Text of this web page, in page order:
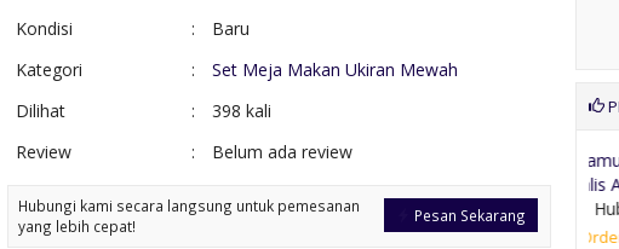
Kondisi
:
Baru
Kategori
:
Set Meja Makan Ukiran Mewah
Dilihat
:
398 kali
Review
: Belum ada review
Pesan Sekarang
Hubungi kami secara langsung untuk pemesanan
yang lebih cepat!
Lemari Ukir Cinta Kayu
*Harga Hubungi CS
Pre Order
*Harga Hubungi CS
Pre Order